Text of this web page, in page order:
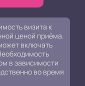
визита к
ценой приёма.
включать
в зависимости
во время